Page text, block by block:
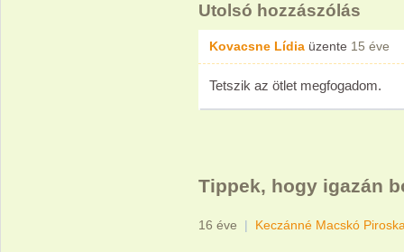
Utolsó hozzászólás
Kovacsne Lídia üzente 15 éve
Tetszik az ötlet megfogadom.
Tippek, hogy igazán
16 éve | Keczánné Macskó